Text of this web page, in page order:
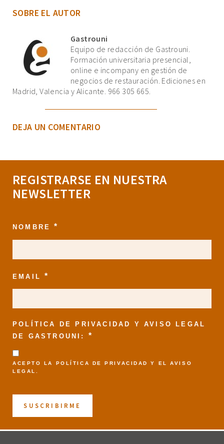
SOBRE EL AUTOR
Gastrouni
Equipo de redacción de Gastrouni.
Formación universitaria presencial,
online e incompany en gestión de
negocios de restauración. Ediciones en
Madrid, Valencia y Alicante. 966 305 665.
DEJA UN COMENTARIO
REGISTRARSE EN NUESTRA
NEWSLETTER
NOMBRE*
EMAIL*
POLÍTICA DE PRIVACIDAD Y AVISO LEGAL
DE GASTROUNI: *
ACEPTO LA POLÍTICA DE PRIVACIDAD Y ELAVISO
LEGAL